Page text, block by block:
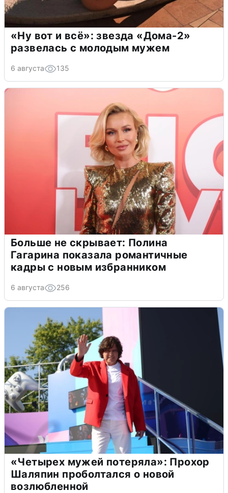
«Ну вот и всё»: звезда «Дома-2»
развелась с молодым мужем
6 августа 135
Больше не скрывает: Полина
Гагарина показала романтичные
кадры с новым избранником
6 августа 256
«Четырех мужей потеряла»: Прохор
Шаляпин проболтался о новой
возлюбленной